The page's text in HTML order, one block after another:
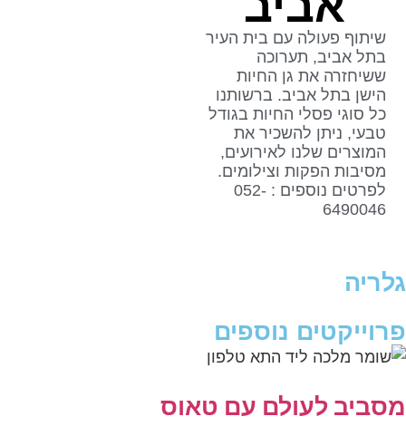
שיתוף פעולה עם בית העיר
בתל אביב, תערוכה
ששיחזרה את גן החיות
הישן בתל אביב. ברשותנו
כל סוגי פסלי החיות בגודל
טבעי, ניתן להשכיר את
המוצרים שלנו לאירועים,
מסיבות הפקות וצילומים.
לפרטים נוספים : 052-
6490046
גלריה
פרוייקטים נוספים
מסביב לעולם עם טאוס